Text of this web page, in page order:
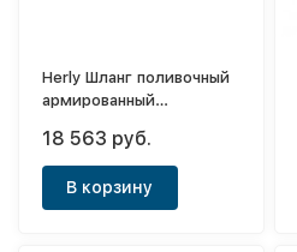
Herly Шланг поливочный
армированный
18 563 руб.
В корзину